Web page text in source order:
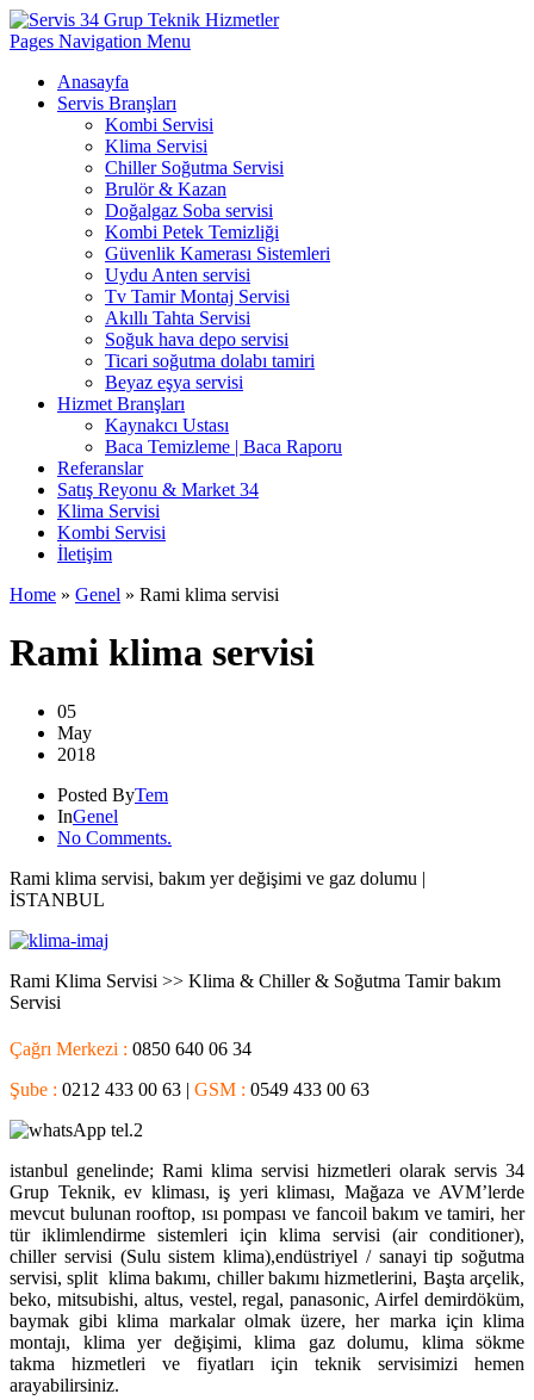
Pages Navigation Menu
Anasayfa
Servis Branşları
Kombi Servisi
Klima Servisi
Chiller Soğutma Servisi
Brulör & Kazan
Doğalgaz Soba servisi
Kombi Petek Temizliği
Güvenlik Kamerası Sistemleri
Uydu Anten servisi
Tv Tamir Montaj Servisi
Akıllı Tahta Servisi
Soğuk hava depo servisi
Ticari soğutma dolabı tamiri
Beyaz eşya servisi
Hizmet Branşları
Kaynakcı Ustası
Baca Temizleme | Baca Raporu
Referanslar
Satış Reyonu & Market 34
Klima Servisi
Kombi Servisi
İletişim
Home » Genel » Rami klima servisi
Rami klima servisi
05
May
2018
Posted ByTem
InGenel
No Comments.
Rami klima servisi, bakım yer değişimi ve gaz dolumu |
İSTANBUL
Rami Klima Servisi >> Klima & Chiller & Soğutma Tamir bakım
Servisi
Çağrı Merkezi : 0850 640 06 34
Şube : 0212 433 00 63 | GSM : 0549 433 00 63
istanbul genelinde; Rami klima servisi hizmetleri olarak servis 34
Grup Teknik, ev kliması, iş yeri kliması, Mağaza ve AVM’lerde
mevcut bulunan rooftop, ısı pompası ve fancoil bakım ve tamiri, her
tür iklimlendirme sistemleri için klima servisi (air conditioner),
chiller servisi (Sulu sistem klima),endüstriyel / sanayi tip soğutma
servisi, split klima bakımı, chiller bakımı hizmetlerini, Başta arçelik,
beko, mitsubishi, altus, vestel, regal, panasonic, Airfel demirdöküm,
baymak gibi klima markalar olmak üzere, her marka için klima
montajı, klima yer değişimi, klima gaz dolumu, klima sökme
takma hizmetleri ve fiyatları için teknik servisimizi hemen
arayabilirsiniz.